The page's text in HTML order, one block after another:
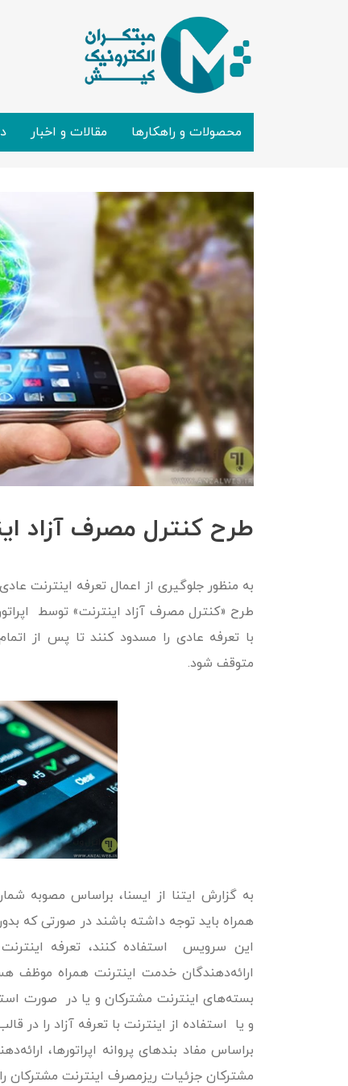
محصولات و راهکارها مقالات و اخبار
طرح کنترل مصرف آزاد
به منظور جلوگیری از اعمال تعرفه اینترنت
طرح «کنترل مصرف آزاد اینترنت» توسط
با تعرفه عادی را مسدود کنند تا پس از
متوقف شود.
همراه باید توجه داشته باشند در صورتی که
این سرویس استفاده کنند، تعرفه
ارائه‌دهندگان خدمت اینترنت همراه موظف
بسته‌های اینترنت مشترکان و یا در صورت
و یا استفاده از اینترنت با تعرفه آزاد را در
براساس مفاد بندهای پروانه اپراتورها،
مشترکان جزئیات ریزمصرف اینترنت مشترکان